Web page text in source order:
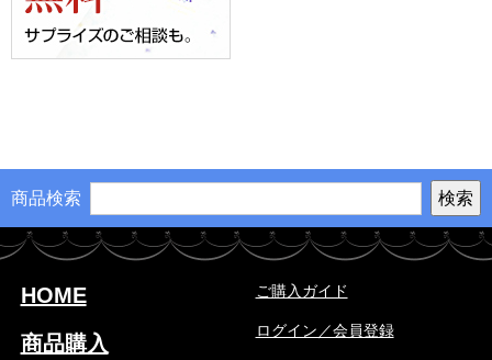
商品検索
HOME
商品購入
ご購入ガイド
ログイン／会員登録